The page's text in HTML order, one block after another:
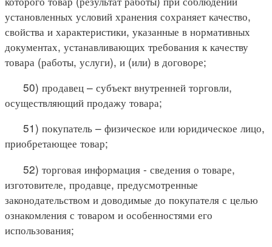
установленных условий хранения сохраняет качество,
свойства и характеристики, указанные в нормативных
документах, устанавливающих требования к качеству
товара (работы, услуги), и (или) в договоре;
50) продавец – субъект внутренней торговли,
осуществляющий продажу товара;
51) покупатель – физическое или юридическое лицо,
приобретающее товар;
52) торговая информация - сведения о товаре,
изготовителе, продавце, предусмотренные
законодательством и доводимые до покупателя с целью
ознакомления с товаром и особенностями его
использования;